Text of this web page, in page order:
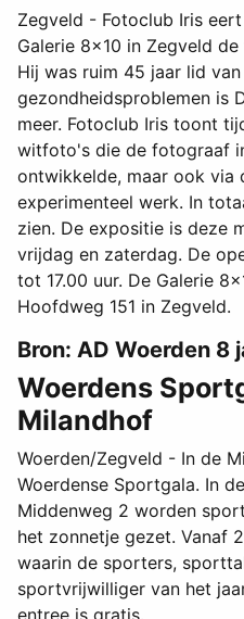
Zegveld - Fotoclub Iris
Galerie 8x10 in Zegveld
Hij was ruim 45 jaar lid
gezondheidsproblemen is
meer. Fotoclub Iris toont
witfoto's die de fotograaf
ontwikkelde, maar ook via
experimenteel werk. In
zien. De expositie is deze
vrijdag en zaterdag. De
tot 17.00 uur. De Galerie
Hoofdweg 151 in Zegveld.
Bron: AD Woerden 8
Woerdens
Milandhof
Woerden/Zegveld - In de
Woerdense Sportgala. In
Middenweg 2 worden
het zonnetje gezet. Vanaf
waarin de sporters,
sportvrijwilliger van het